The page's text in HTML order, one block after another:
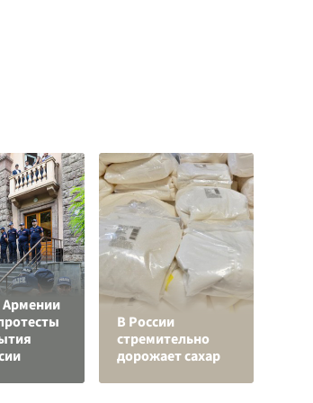
В России
стремительно
дорожает сахар